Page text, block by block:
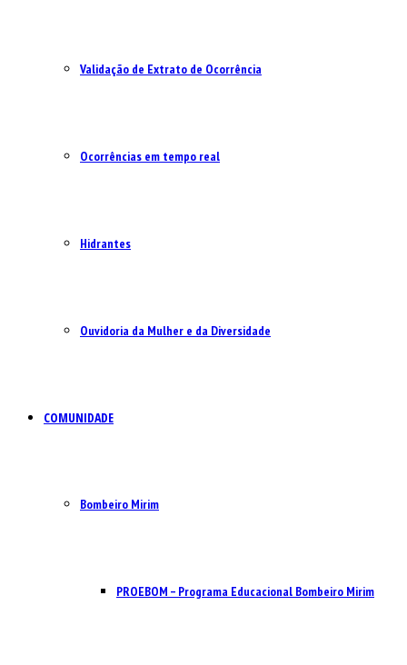
Validação de Extrato de Ocorrência
Ocorrências em tempo real
Hidrantes
Ouvidoria da Mulher e da Diversidade
COMUNIDADE
Bombeiro Mirim
PROEBOM – Programa Educacional Bombeiro Mirim